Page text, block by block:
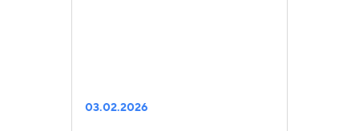
03.02.2026